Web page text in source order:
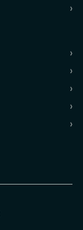
›
›
›
›
›
›